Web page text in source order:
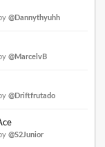
by @Dannythyuhh
by @MarcelvB
by @Driftfrutado
by @S2Junior